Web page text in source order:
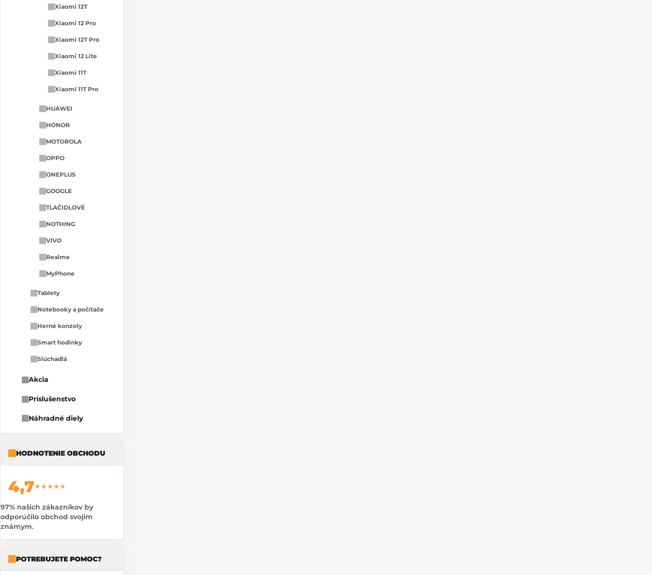
Xiaomi 12T
Xiaomi 12 Pro
Xiaomi 12T Pro
Xiaomi 12 Lite
Xiaomi 11T
Xiaomi 11T Pro
HUAWEI
HONOR
MOTOROLA
OPPO
ONEPLUS
GOOGLE
TLAČIDLOVÉ
NOTHING
VIVO
Realme
MyPhone
Tablety
Notebooky a počítače
Herné konzoly
Smart hodinky
Slúchadlá
Akcia
Príslušenstvo
Náhradné diely
HODNOTENIE OBCHODU
4,7★★★★★
97% našich zákazníkov by
odporúčilo obchod svojim
známym.
POTREBUJETE POMOC?